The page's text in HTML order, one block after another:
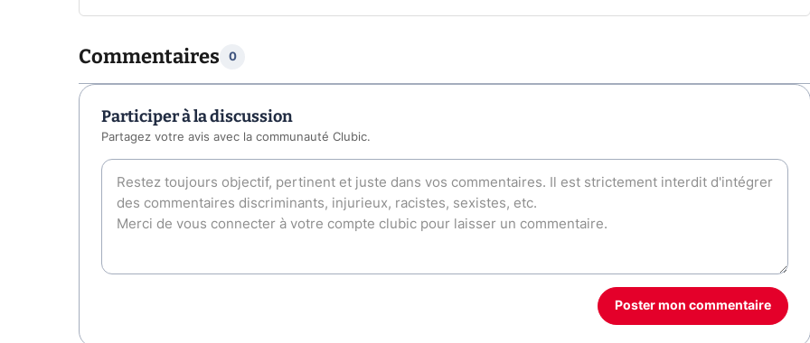
Commentaires 0
Participer à la discussion
Partagez votre avis avec la communauté Clubic.
Poster mon commentaire